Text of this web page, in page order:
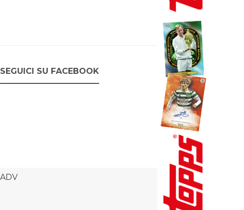
SEGUICI SU FACEBOOK